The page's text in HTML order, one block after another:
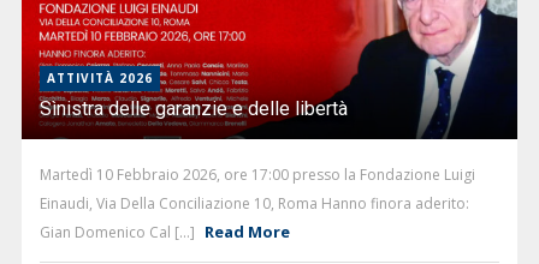
ATTIVITÀ 2026
Sìnistra delle garanzie e delle libertà
Martedì 10 Febbraio 2026, ore 17:00 presso la Fondazione Luigi
Einaudi, Via Della Conciliazione 10, Roma Hanno finora aderito:
Gian Domenico Cal [...] Read More